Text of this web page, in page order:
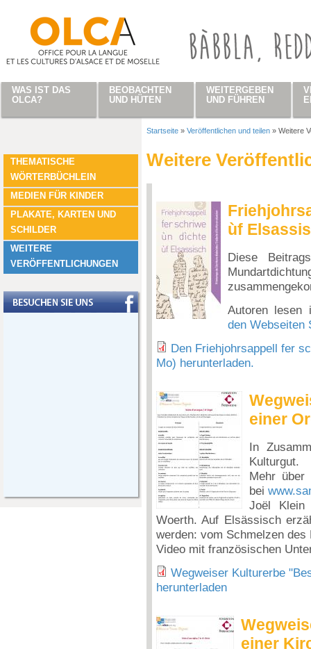
THEMATISCHE
WÖRTERBÜCHLEIN
MEDIEN FÜR KINDER
PLAKATE, KARTEN UND
SCHILDER
WEITERE
VERÖFFENTLICHUNGEN
Startseite » Veröffentlichen und teilen » Weitere
Weitere
ùf
Diese
Autoren lesen
den Webseiten
Den Friehjohrsappell fer
Mo) herunterladen.
einer
In
Kulturgut.
Mehr über
bei
Joël Klein
Woerth. Auf Elsässisch
werden: vom Schmelzen
Video mit französischen
Wegweiser Kulturerbe
herunterladen
einer
WAS IST DAS
OLCA?
BEOBACHTEN
UND HÜTEN
WEITERGEBEN
UND FÜHREN